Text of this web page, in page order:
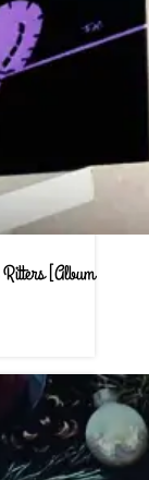
[Album